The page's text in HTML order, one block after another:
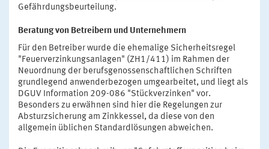
Gefährdungsbeurteilung.
Beratung von Betreibern und Unternehmern
Für den Betreiber wurde die ehemalige Sicherheitsregel
"Feuerverzinkungsanlagen" (ZH1/411) im Rahmen der
Neuordnung der berufsgenossenschaftlichen Schriften
grundlegend anwenderbezogen umgearbeitet, und liegt als
DGUV Information 209-086 "Stückverzinken" vor.
Besonders zu erwähnen sind hier die Regelungen zur
Absturzsicherung am Zinkkessel, da diese von den
allgemein üblichen Standardlösungen abweichen.